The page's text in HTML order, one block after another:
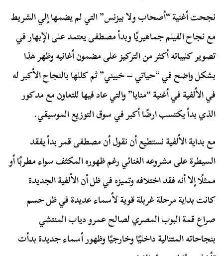
نجحت أغنية “أصحاب ولا بيزنس” التي لم يضمها إلي الشريط
مع نجاح الفيلم جماهيريًا وبدأ مصطفى يعتمد على الإبهار في
تصوير كليباته أكثر من التركيز على مضمون أغانيه وظهر هذا
بشكل واضح في “حياتي – خبيني” ثم كللها بالنجاح الأكبر له
في الألفية في أغنية “منايا” والتي عاد فيها للتعاون مع مدكور
الذي بدأ يكتسب ارضًا أكبر في سوق التوزيع الموسيقي.
مع بداية الألفية نستطيع أن نقول أن مصطفى قمر بدأ يفقد
السيطرة على مشروعه الغنائي رغم ظهوره المكثف سواء مطربًا أو
ممثلًا إلا أنه فقد اختلافه وتميزه في ظل أن الألفية الجديدة
كانت بداية مرحلة غربلة قوية لأسماء عديدة في ظل حسم
صراع قمة البوب المصري لصالح عمرو دياب المنتشي
بنجاحاته المتتالية داخليًا وخارجيًا وظهور أسماء جديدة بدأت